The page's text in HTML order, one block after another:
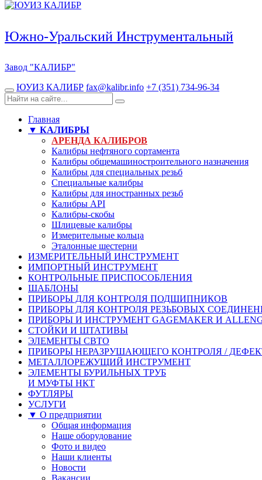
Южно-Уральский Инструментальный
Завод "КАЛИБР"
ЮУИЗ КАЛИБР fax@kalibr.info +7 (351) 734-96-34
Главная
▼ КАЛИБРЫ
АРЕНДА КАЛИБРОВ
Калибры нефтяного сортамента
Калибры общемашиностроительного назначения
Калибры для специальных резьб
Специальные калибры
Калибры для иностранных резьб
Калибры API
Калибры-скобы
Шлицевые калибры
Измерительные кольца
Эталонные шестерни
ИЗМЕРИТЕЛЬНЫЙ ИНСТРУМЕНТ
ИМПОРТНЫЙ ИНСТРУМЕНТ
КОНТРОЛЬНЫЕ ПРИСПОСОБЛЕНИЯ
ШАБЛОНЫ
ПРИБОРЫ ДЛЯ КОНТРОЛЯ ПОДШИПНИКОВ
ПРИБОРЫ ДЛЯ КОНТРОЛЯ РЕЗЬБОВЫХ
ПРИБОРЫ И ИНСТРУМЕНТ GAGEMAKER И
СТОЙКИ И ШТАТИВЫ
ЭЛЕМЕНТЫ СВТО
ПРИБОРЫ НЕРАЗРУШАЮЩЕГО КОНТРОЛЯ /
МЕТАЛЛОРЕЖУЩИЙ ИНСТРУМЕНТ
ЭЛЕМЕНТЫ БУРИЛЬНЫХ ТРУБ
И МУФТЫ НКТ
ФУТЛЯРЫ
УСЛУГИ
▼ О предприятии
Общая информация
Наше оборудование
Фото и видео
Наши клиенты
Новости
Вакансии